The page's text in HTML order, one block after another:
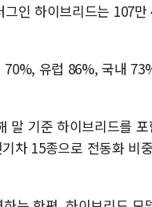
인 하이브리드는 107
유럽 86%, 국내
말 기준 하이브리드를
차 15종으로 전동화 비